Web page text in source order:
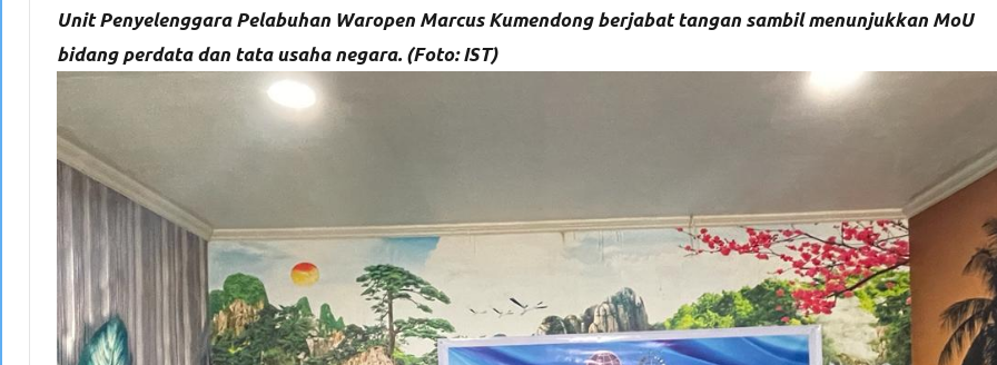
Unit Penyelenggara Pelabuhan Waropen Marcus Kumendong berjabat tangan sambil menunjukkan MoU
bidang perdata dan tata usaha negara. (Foto: IST)